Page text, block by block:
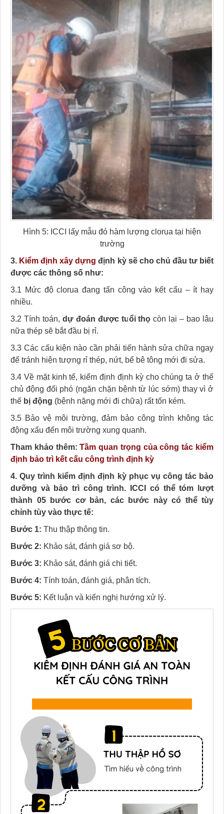
Hình 5: ICCI lấy mẫu đó hàm lượng clorua tại hiện
trường
3. Kiểm định xây dựng định kỳ sẽ cho chủ đầu tư biết
được các thông số như:
3.1 Mức độ clorua đang tấn công vào kết cấu – ít hay
nhiều.
3.2 Tính toán, dự đoán được tuổi thọ còn lại – bao lâu
nữa thép sẽ bắt đầu bị rỉ.
3.3 Các cấu kiện nào cần phải tiến hành sửa chữa ngay
để tránh hiện tượng rỉ thép, nứt, bể bê tông mới đi sửa.
3.4 Về mặt kinh tế, kiểm định định kỳ cho chúng ta ở thế
chủ động đối phó (ngăn chặn bệnh từ lúc sớm) thay vì ở
thế bị động (bệnh nặng mới đi chữa) rất tốn kém.
3.5 Bảo vệ môi trường, đảm bảo công trình không tác
động xấu đến môi trường xung quanh.
Tham khảo thêm:Tầm quan trọng của công tác kiểm
định bảo trì kết cấu công trình định kỳ
4. Quy trình kiểm định định kỳ phục vụ công tác bảo
dưỡng và bảo trì công trình.
ICCI có thể tóm lượt
thành 05 bước cơ bản, các bước này có thể tùy
chỉnh tùy vào thực tế:
Bước 1: Thu thập thông tin.
Bước 2: Khảo sát, đánh giá sơ bộ.
Bước 3: Khảo sát, đánh giá chi tiết.
Bước 4: Tính toán, đánh giá, phân tích.
Bước 5: Kết luận và kiến nghị hướng xử lý.